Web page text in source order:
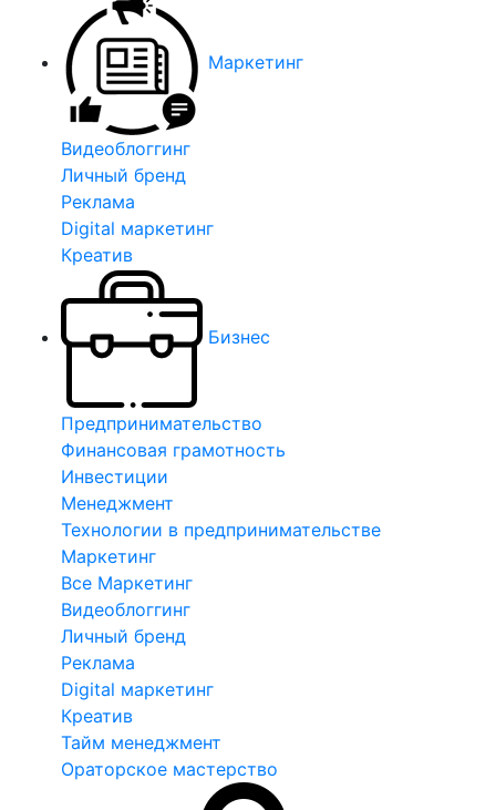
Маркетинг
Видеоблоггинг
Личный бренд
Реклама
Digital маркетинг
Креатив
Бизнес
Предпринимательство
Финансовая грамотность
Инвестиции
Менеджмент
Технологии в предпринимательстве
Маркетинг
Все Маркетинг
Видеоблоггинг
Личный бренд
Реклама
Digital маркетинг
Креатив
Тайм менеджмент
Ораторское мастерство